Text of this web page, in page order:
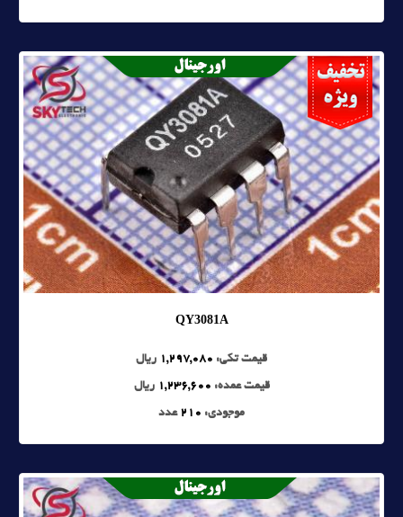
QY3081A
قیمت تکی: 1,297,080 ریال
قیمت عمده: 1,236,600 ریال
موجودی: 210 عدد